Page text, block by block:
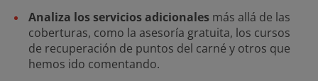
Analiza los servicios adicionales más allá de las
coberturas, como la asesoría gratuita, los cursos
de recuperación de puntos del carné y otros que
hemos ido comentando.